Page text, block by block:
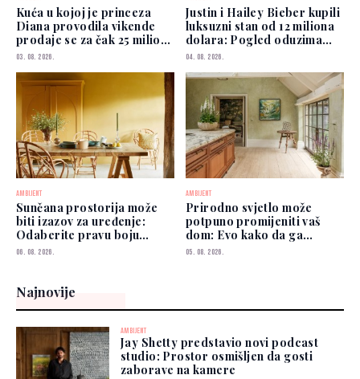
Kuća u kojoj je princeza
Diana provodila vikende
prodaje se za čak 25 miliona
funti
03. 08. 2026.
Justin i Hailey Bieber kupili
luksuzni stan od 12 miliona
dolara: Pogled oduzima
dah
04. 08. 2026.
AMBIJENT
Sunčana prostorija može
biti izazov za uređenje:
Odaberite pravu boju
zidova
06. 08. 2026.
AMBIJENT
Prirodno svjetlo može
potpuno promijeniti vaš
dom: Evo kako da ga
iskoristite
05. 08. 2026.
Najnovije
AMBIJENT
Jay Shetty predstavio novi podcast
studio: Prostor osmišljen da gosti
zaborave na kamere